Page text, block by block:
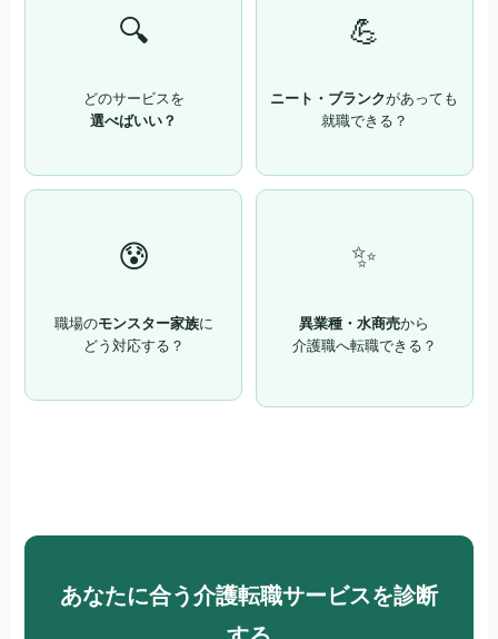
🔍
どのサービスを
選べばいい？
💪
ニート・ブランクがあっても
就職できる？
😰
職場のモンスター家族に
どう対応する？
✨
異業種・水商売から
介護職へ転職できる？
あなたに合う介護転職サービスを診断